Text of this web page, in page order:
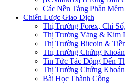
Các Nền Tảng Phần
Chiến Lược Giao Dịch
Thị Trường Forex, Chỉ
Thị Trường Vàng & Kim
Thị Trường Bitcoin &
Thị Trường Chứng
Tin Tức Tác Động Đến
Thị Trường Chứng
Bài Học Thành Công